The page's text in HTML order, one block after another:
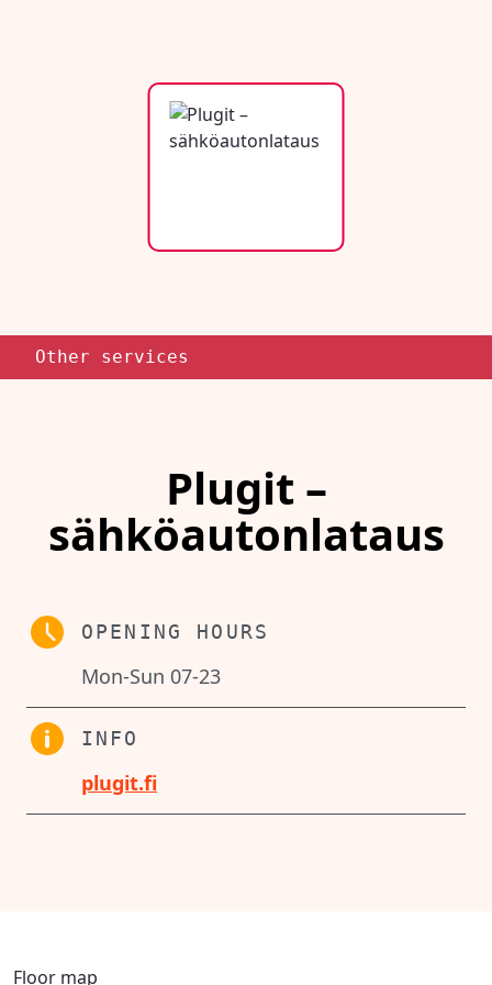
Other services
Plugit –
sähköautonlataus
OPENING HOURS
Mon-Sun 07-23
INFO
plugit.fi
Floor map